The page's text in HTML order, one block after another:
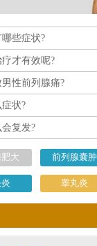
些症状?
才有效呢?
性前列腺痛?
状?
复发?
大 前列腺囊肿
睾丸炎